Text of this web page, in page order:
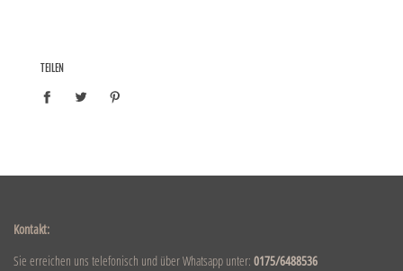
TEILEN
Kontakt:
Sie erreichen uns telefonisch und über Whatsapp unter: 0175/6488536